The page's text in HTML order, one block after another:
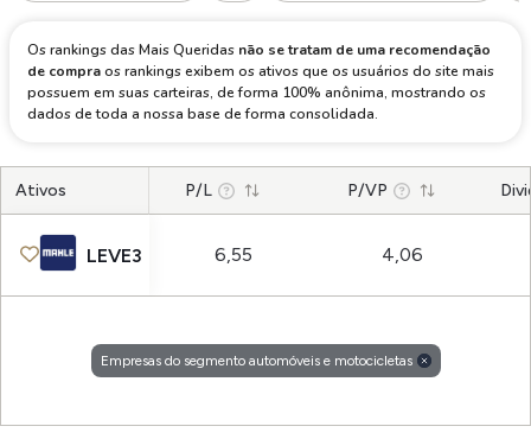
Os rankings das Mais Queridas não se tratam de uma recomendação
de compraos rankings exibem os ativos que os usuários do site mais
possuem em suas carteiras, de forma 100% anônima, mostrando os
dados de toda a nossa base de forma consolidada.
Ativos P/L P/VP
LEVE3 6,55 4,06
Empresas do segmento automóveis e motocicletas